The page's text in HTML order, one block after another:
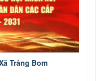
Trảng Bom